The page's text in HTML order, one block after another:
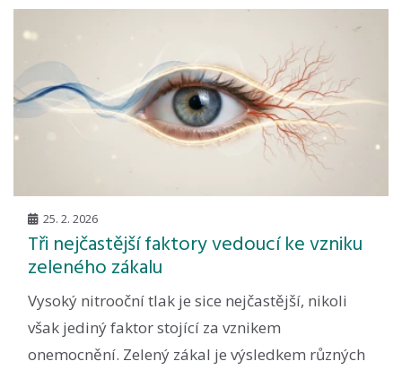
25. 2. 2026
Tři nejčastější faktory vedoucí ke vzniku
zeleného zákalu
Vysoký nitrooční tlak je sice nejčastější, nikoli
však jediný faktor stojící za vznikem
onemocnění. Zelený zákal je výsledkem různých